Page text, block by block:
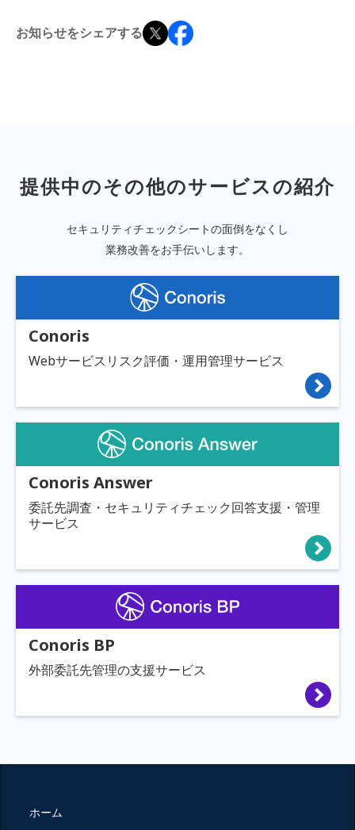
お知らせをシェアする
提供中のその他のサービスの紹介
セキュリティチェックシートの面倒をなくし
業務改善をお手伝いします。
Conoris
Webサービスリスク評価・運用管理サービス
Conoris Answer
委託先調査・セキュリティチェック回答支援・管理
サービス
Conoris BP
外部委託先管理の支援サービス
ホーム